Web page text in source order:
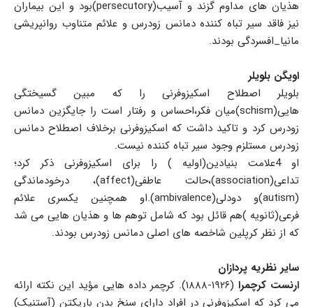
هذیان های مداوم گزند و آسیب(persecutory)بود و این بیماران
نیز فاقد سیر تباه کننده دمانس زودرس و علائم متناوب روانپریشی
مانیا_افسردگی بودند.
اویگن بلویلر
بلویلر اصطلاح اسکیزوفرنی را که مبین گسیختگی
هایی(schism)میان فکر،احساس و رفتار است را جایگزین دمانس
زودرس کرد و تاکید داشت که اسکیزوفرنی برخلاف اصطلاح دمانس
زودرس مستلزم وجود سیر تباه کننده نیست.
او 4علامت بنیادین(اولیه ) را برای اسکیزوفرنی ذکر کرد؛
تداعی(association)،حالت عاطفی(affect)، درخودماندگی
(autism)و دودلی(ambivalence).او همچنین یکسری علائم
فرعی(ثانویه )هم قائل بود که شامل توهم ها و هذیان هایی می شد
که از نظر کرپلین شاخصه های اصلی دمانس زودرس بودند.
سایر نظریه پردازان
ارنست کرچمرا
(۱۹۲۶-۱۸۸۸). کرچمر داده هایی مؤید این نکته ارائه
می کرد که اسکیزوفرنی در افراد دارای سنخ بدن باریکتن (آستنیک)